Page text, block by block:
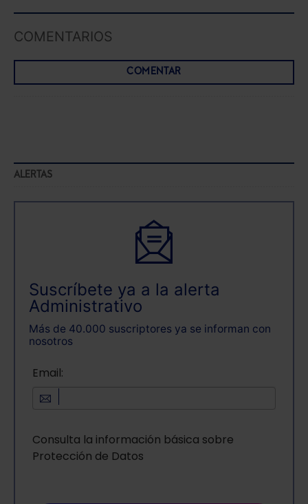
COMENTARIOS
COMENTAR
ALERTAS
Suscríbete ya a la alerta
Administrativo
Más de 40.000 suscriptores ya se informan con
nosotros
Email:
Consulta la información básica sobre
Protección de Datos